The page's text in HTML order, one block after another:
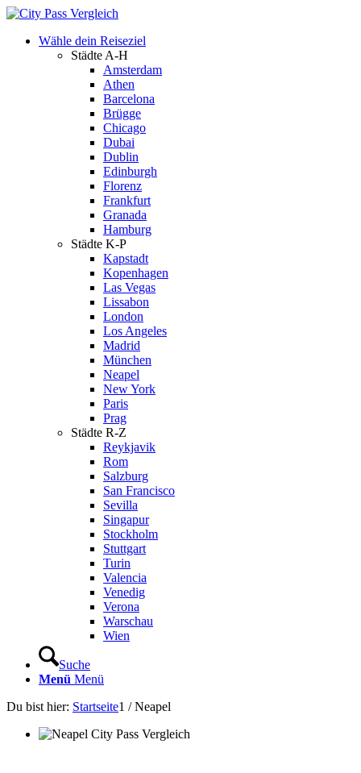
Wähle dein Reiseziel
Städte A-H
Amsterdam
Athen
Barcelona
Brügge
Chicago
Dubai
Dublin
Edinburgh
Florenz
Frankfurt
Granada
Hamburg
Städte K-P
Kapstadt
Kopenhagen
Las Vegas
Lissabon
London
Los Angeles
Madrid
München
Neapel
New York
Paris
Prag
Städte R-Z
Reykjavik
Rom
Salzburg
San Francisco
Sevilla
Singapur
Stockholm
Stuttgart
Turin
Valencia
Venedig
Verona
Warschau
Wien
Suche
Menü Menü
Du bist hier: Startseite1 / Neapel